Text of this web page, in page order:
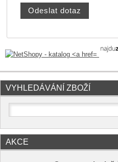
VYHLEDÁVÁNÍ ZBOŽÍ
AKCE